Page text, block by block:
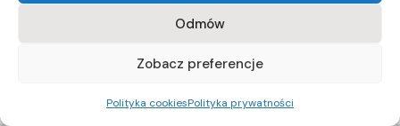
Odmów
Zobacz preferencje
Polityka cookiesPolityka prywatności